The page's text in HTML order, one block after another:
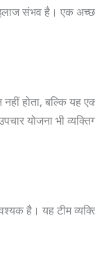
इलाज संभव है। एक
बल्कि यह
योजना भी
है। यह टीम